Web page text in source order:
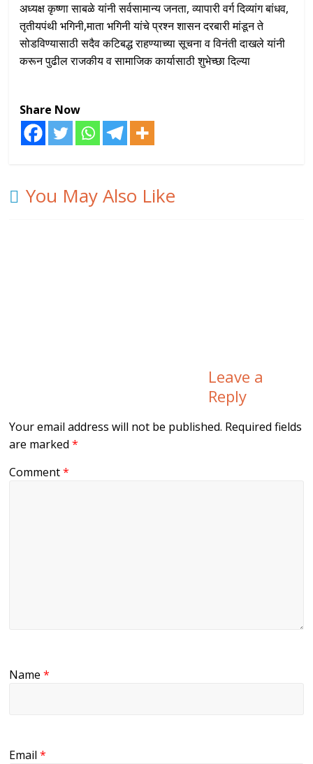
अध्यक्ष कृष्णा साबळे यांनी सर्वसामान्य जनता, व्यापारी वर्ग दिव्यांग बांधव,
तृतीयपंथी भगिनी,माता भगिनी यांचे प्रश्न शासन दरबारी मांडून ते
सोडविण्यासाठी सदैव कटिबद्ध राहण्याच्या सूचना व विनंती दाखले यांनी
करून पुढील राजकीय व सामाजिक कार्यासाठी शुभेच्छा दिल्या
Share Now
You May Also Like
Leave a
Reply
Your email address will not be published. Required fields
are marked*
Comment*
Name*
Email*